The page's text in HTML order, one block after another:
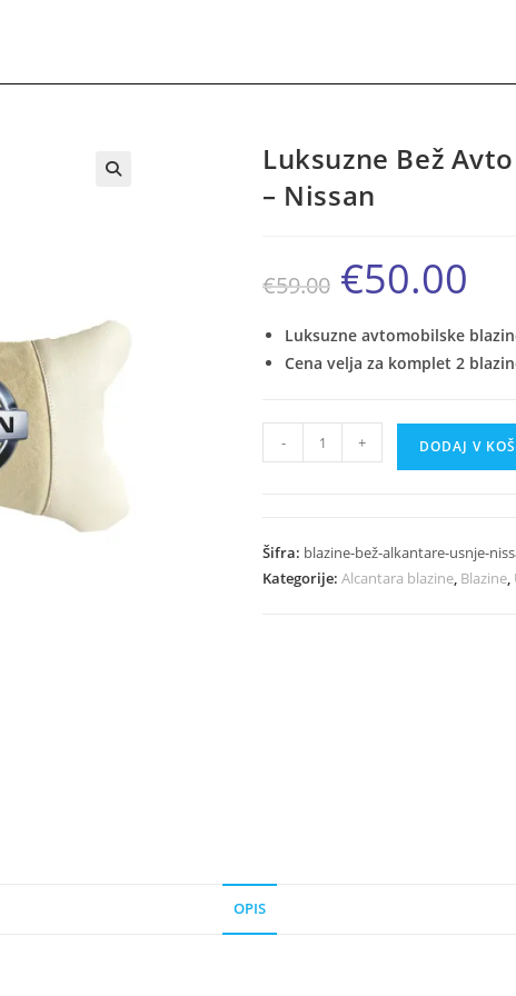
Luksuzne Bež
– Nissan
€59.00
Izvirna
cena
je
€59.00.
€50.00
Luksuzne avtomobilske
Cena velja za komplet 2
Luksuzne
Bež
Iz
Alkantare
- + DODAJ V
Šifra: blazine-bež-alkantare-usnje-
Kategorije: Alcantara blazine, Blazine,
OPIS